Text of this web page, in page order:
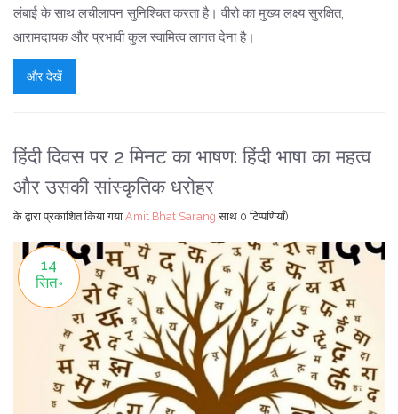
लंबाई के साथ लचीलापन सुनिश्चित करता है। वीरो का मुख्य लक्ष्य सुरक्षित,
आरामदायक और प्रभावी कुल स्वामित्व लागत देना है।
और देखें
हिंदी दिवस पर 2 मिनट का भाषण: हिंदी भाषा का महत्व
और उसकी सांस्कृतिक धरोहर
के द्वारा प्रकाशित किया गया Amit Bhat Sarang साथ 0 टिप्पणियाँ)
14
सित॰